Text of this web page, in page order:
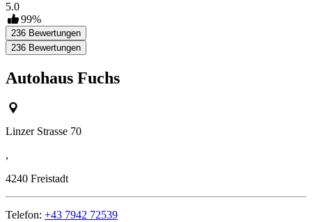
5.0
99%
236 Bewertungen
236 Bewertungen
Autohaus Fuchs
Linzer Strasse 70
,
4240 Freistadt
Telefon: +43 7942 72539